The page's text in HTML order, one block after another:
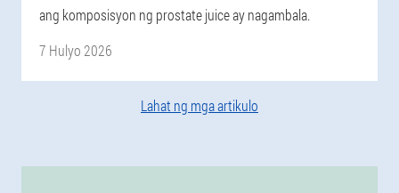
ang komposisyon ng prostate juice ay nagambala.
7 Hulyo 2026
Lahat ng mga artikulo